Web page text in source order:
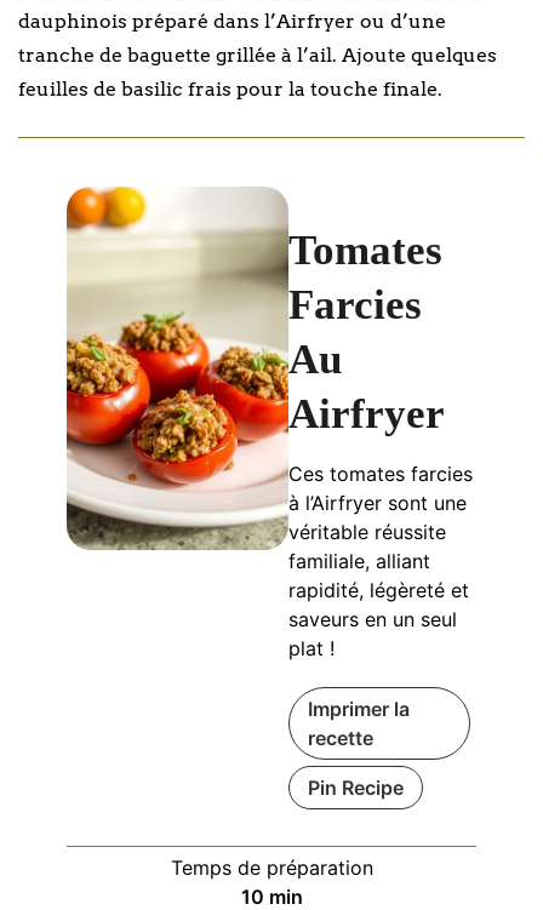
dauphinois préparé dans l’Airfryer ou d’une
tranche de baguette grillée à l’ail. Ajoute quelques
feuilles de basilic frais pour la touche finale.
Tomates
Farcies
Au
Airfryer
Ces tomates farcies
à l’Airfryer sont une
véritable réussite
familiale, alliant
rapidité, légèreté et
saveurs en un seul
plat !
Imprimer la
recette
Pin Recipe
Temps de préparation
10minutes
min